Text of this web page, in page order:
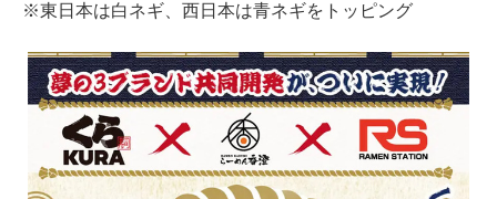
※東日本は白ネギ、西日本は青ネギをトッピング